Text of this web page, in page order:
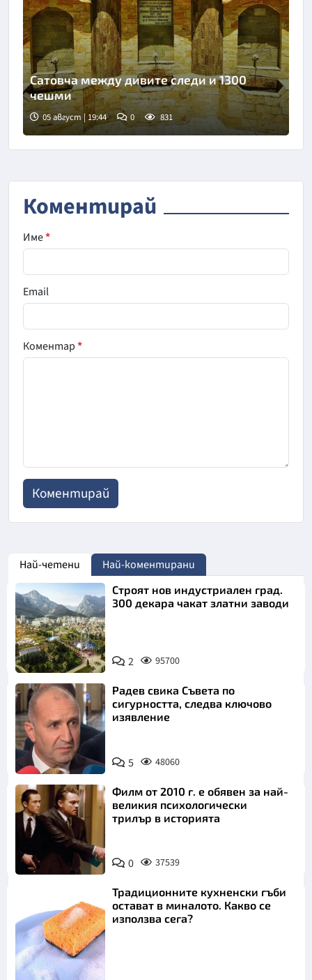
Сатовча между дивите следи и 1300
чешми
05 август | 19:44 0 831
Коментирай
Име*
Email
Коментар*
Най-четени Най-коментирани
Строят нов индустриален град.
300 декара чакат златни заводи
2 95700
Радев свика Съвета по
сигурността, следва ключово
изявление
5 48060
Филм от 2010 г. е обявен за най-
великия психологически
трилър в историята
0 37539
Традиционните кухненски гъби
остават в миналото. Какво се
използва сега?